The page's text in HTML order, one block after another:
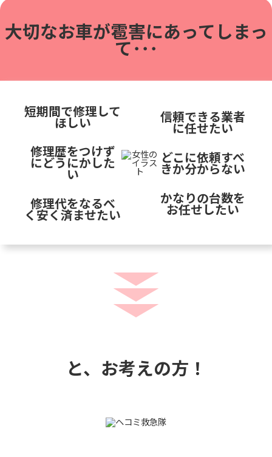
大切なお車が雹害にあってしまっ
て･･･
短期間で修理して
ほしい
修理歴をつけず
にどうにかした
い
修理代をなるべ
く安く済ませたい
信頼できる業者
に任せたい
どこに依頼すべ
きか分からない
かなりの台数を
お任せしたい
と、お考えの方！